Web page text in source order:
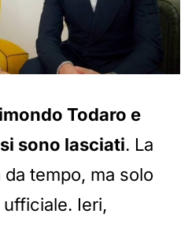
Todaro e
sono lasciati. La
da tempo, ma solo
Ieri,